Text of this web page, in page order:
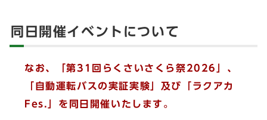
同日開催イベントについて
なお、「第31回らくさいさくら祭2026」、
「自動運転バスの実証実験」及び「ラクアカ
Fes.」を同日開催いたします。